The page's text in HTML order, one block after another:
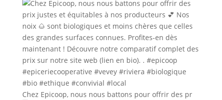
Chez Epicoop, nous nous battons pour offrir des pr